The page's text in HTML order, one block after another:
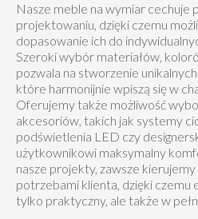
Nasze meble na wymiar cechuje
projektowaniu, dzięki czemu
dopasowanie ich do
Szeroki wybór materiałów,
pozwala na stworzenie
które harmonijnie wpiszą się w
Oferujemy także możliwość
akcesoriów, takich jak systemy
podświetlenia LED czy
użytkownikowi maksymalny
nasze projekty, zawsze
potrzebami klienta, dzięki
tylko praktyczny, ale także w